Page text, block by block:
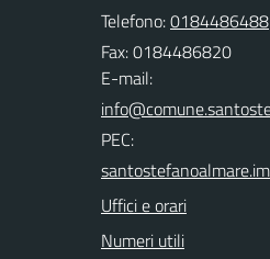
Telefono:0184486488
Fax: 0184486820
E-mail:
PEC:
Uffici e orari
Numeri utili